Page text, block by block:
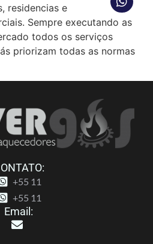
residencias e
Sempre executando as
todos os serviços
priorizam todas as normas
+55 11
+55 11
Email: